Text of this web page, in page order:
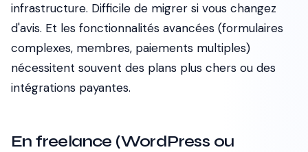
infrastructure. Difficile de migrer si vous changez
d'avis. Et les fonctionnalités avancées (formulaires
complexes, membres, paiements multiples)
nécessitent souvent des plans plus chers ou des
intégrations payantes.
En freelance (WordPress ou